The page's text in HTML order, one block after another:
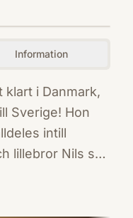
Information
klart i Danmark,
Sverige! Hon
intill
lillebror Nils ska
och i huset